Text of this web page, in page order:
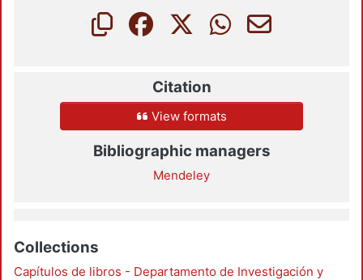
Citation
View formats
Bibliographic managers
Mendeley
Collections
Capítulos de libros - Departamento de Investigación y